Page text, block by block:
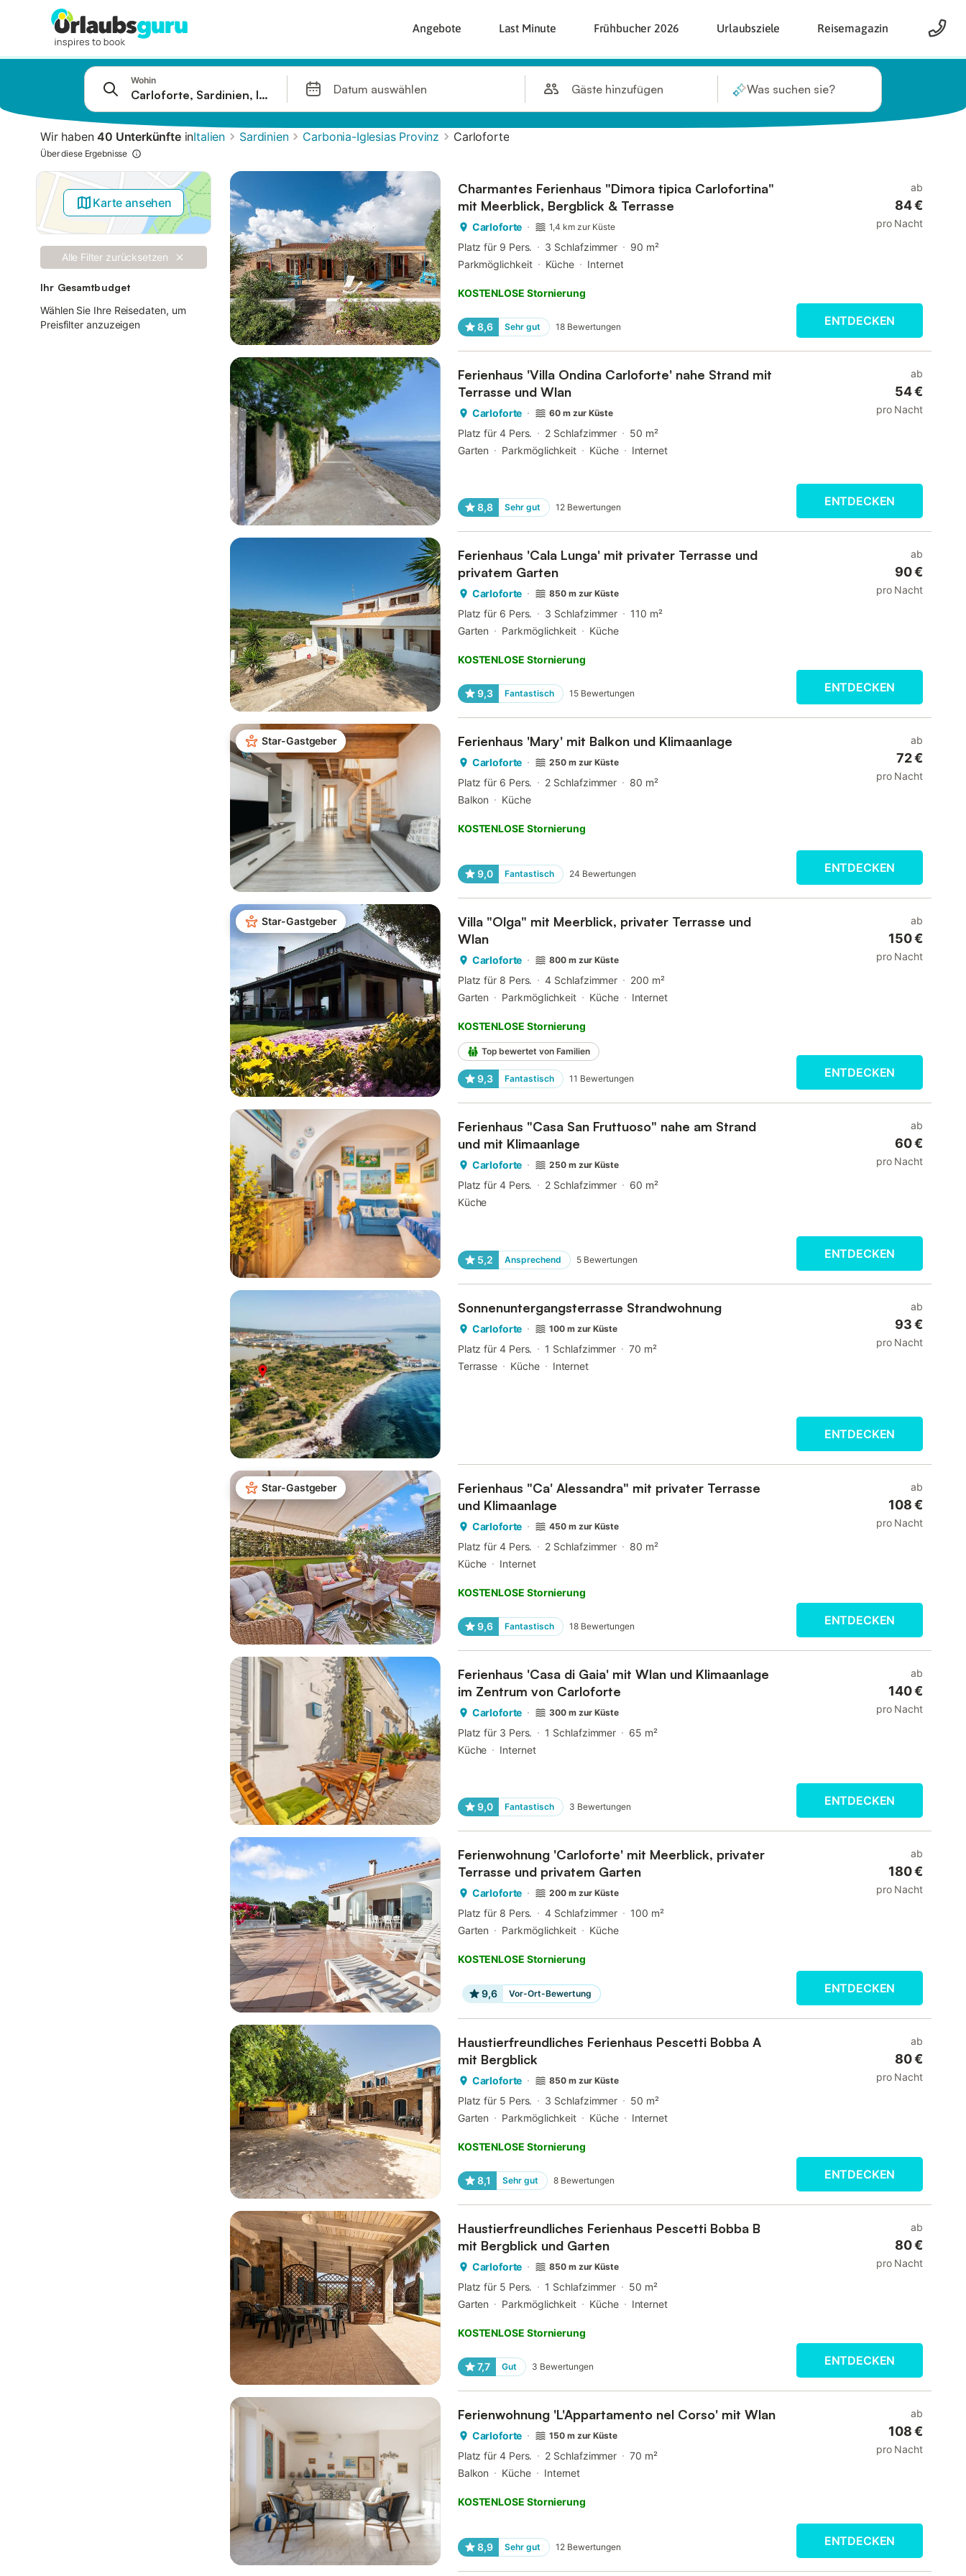
Angebote Last Minute Frühbucher 2026 Urlaubsziele Reisemagazin
Filter
Angebote
Wohin
Datum auswählen Gäste hinzufügen Was suchen sie?
Wir haben40 UnterkünfteinItalien Sardinien Carbonia-Iglesias Provinz Carloforte
Über diese Ergebnisse
Karte ansehen
Alle Filter zurücksetzen
Ihr Gesamtbudget
Wählen Sie Ihre Reisedaten, um
Preisfilter anzuzeigen
Charmantes Ferienhaus "Dimora tipica Carlofortina"
mit Meerblick, Bergblick & Terrasse
Carloforte 1,4 km zur Küste
Platz für 9 Pers. 3 Schlafzimmer
90 m²
Parkmöglichkeit
Küche Internet
KOSTENLOSE Stornierung
8,6 Sehr gut 18 Bewertungen
ab
84 €
pro Nacht
ENTDECKEN
Ferienhaus 'Villa Ondina Carloforte' nahe Strand mit
Terrasse und Wlan
Carloforte 60 m zur Küste
Platz für 4 Pers. 2 Schlafzimmer
50 m²
Garten
Parkmöglichkeit Küche Internet
8,8 Sehr gut 12 Bewertungen
ab
54 €
pro Nacht
ENTDECKEN
Ferienhaus 'Cala Lunga' mit privater Terrasse und
privatem Garten
Carloforte 850 m zur Küste
Platz für 6 Pers. 3 Schlafzimmer
110 m²
Garten
Parkmöglichkeit Küche
KOSTENLOSE Stornierung
9,3 Fantastisch 15 Bewertungen
ab
90 €
pro Nacht
ENTDECKEN
Star-Gastgeber Ferienhaus 'Mary' mit Balkon und Klimaanlage
Carloforte 250 m zur Küste
Platz für 6 Pers. 2 Schlafzimmer
80 m²
Balkon
Küche
KOSTENLOSE Stornierung
9,0 Fantastisch 24 Bewertungen
ab
72 €
pro Nacht
ENTDECKEN
Star-Gastgeber
Villa "Olga" mit Meerblick, privater Terrasse und
Wlan
Carloforte 800 m zur Küste
Platz für 8 Pers. 4 Schlafzimmer
200 m²
Garten
Parkmöglichkeit Küche Internet
KOSTENLOSE Stornierung
Top bewertet von Familien
9,3 Fantastisch 11 Bewertungen
ab
150 €
pro Nacht
ENTDECKEN
Ferienhaus "Casa San Fruttuoso" nahe am Strand
und mit Klimaanlage
Carloforte 250 m zur Küste
Platz für 4 Pers. 2 Schlafzimmer
60 m²
Küche
5,2 Ansprechend 5 Bewertungen
ab
60 €
pro Nacht
ENTDECKEN
Sonnenuntergangsterrasse Strandwohnung
Carloforte 100 m zur Küste
Platz für 4 Pers. 1 Schlafzimmer
70 m²
Terrasse
Küche Internet
ab
93 €
pro Nacht
ENTDECKEN
Star-Gastgeber
Ferienhaus "Ca' Alessandra" mit privater Terrasse
und Klimaanlage
Carloforte 450 m zur Küste
Platz für 4 Pers. 2 Schlafzimmer
80 m²
Küche
Internet
KOSTENLOSE Stornierung
9,6 Fantastisch 18 Bewertungen
ab
108 €
pro Nacht
ENTDECKEN
Ferienhaus 'Casa di Gaia' mit Wlan und Klimaanlage
im Zentrum von Carloforte
Carloforte 300 m zur Küste
Platz für 3 Pers. 1 Schlafzimmer
65 m²
Küche
Internet
9,0 Fantastisch 3 Bewertungen
ab
140 €
pro Nacht
ENTDECKEN
Ferienwohnung 'Carloforte' mit Meerblick, privater
Terrasse und privatem Garten
Carloforte 200 m zur Küste
Platz für 8 Pers. 4 Schlafzimmer
100 m²
Garten
Parkmöglichkeit Küche
KOSTENLOSE Stornierung
9,6 Vor-Ort-Bewertung
ab
180 €
pro Nacht
ENTDECKEN
Haustierfreundliches Ferienhaus Pescetti Bobba A
mit Bergblick
Carloforte 850 m zur Küste
Platz für 5 Pers. 3 Schlafzimmer
50 m²
Garten
Parkmöglichkeit Küche Internet
KOSTENLOSE Stornierung
8,1 Sehr gut 8 Bewertungen
ab
80 €
pro Nacht
ENTDECKEN
Haustierfreundliches Ferienhaus Pescetti Bobba B
mit Bergblick und Garten
Carloforte 850 m zur Küste
Platz für 5 Pers. 1 Schlafzimmer
50 m²
Garten
Parkmöglichkeit Küche Internet
KOSTENLOSE Stornierung
7,7 Gut 3 Bewertungen
ab
80 €
pro Nacht
ENTDECKEN
Ferienwohnung 'L'Appartamento nel Corso' mit Wlan
Carloforte 150 m zur Küste
Platz für 4 Pers. 2 Schlafzimmer
70 m²
Balkon
Küche Internet
KOSTENLOSE Stornierung
8,9 Sehr gut 12 Bewertungen
ab
108 €
pro Nacht
ENTDECKEN